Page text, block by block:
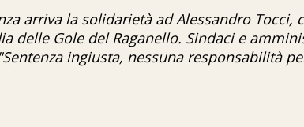
arriva la solidarietà ad Alessandro Tocci,
delle Gole del Raganello. Sindaci e
ingiusta, nessuna responsabilità